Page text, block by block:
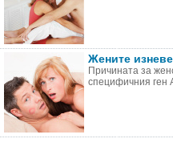
Жените
Причината за
специфичния ген